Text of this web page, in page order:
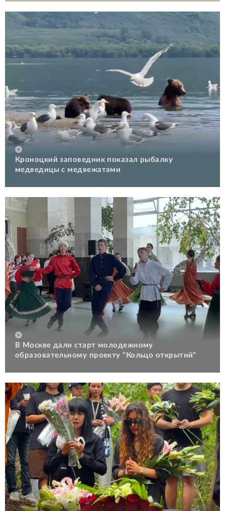
Кроноцкий заповедник показал рыбалку
медведицы с медвежатами
В Москве дали старт молодежному
образовательному проекту "Кольцо открытий"